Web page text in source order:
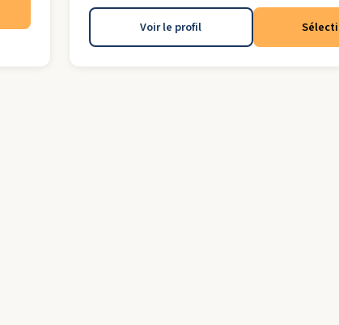
Voir le profil